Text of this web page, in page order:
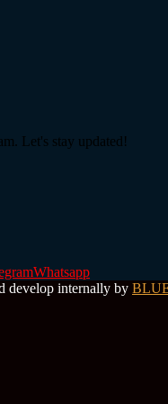
Let's stay updated!
Whatsapp
develop internally by